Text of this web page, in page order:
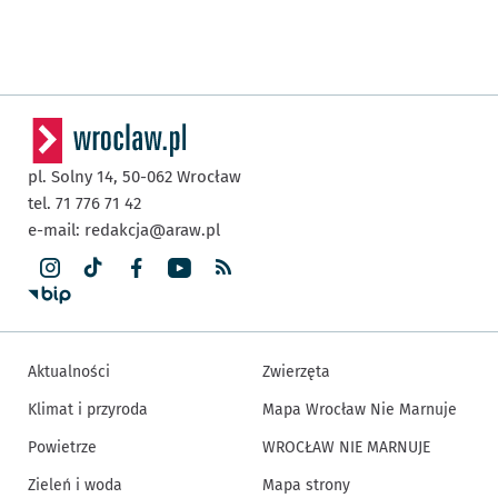
pl. Solny 14, 50-062 Wrocław
tel. 71 776 71 42
e-mail: redakcja@araw.pl
Aktualności
Klimat i przyroda
Powietrze
Zieleń i woda
Zwierzęta
Mapa Wrocław Nie Marnuje
WROCŁAW NIE MARNUJE
Mapa strony